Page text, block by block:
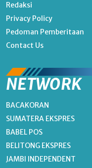
Redaksi
Privacy Policy
Pedoman Pemberitaan
Contact Us
NETWORK
BACAKORAN
SUMATERA EKSPRES
BABEL POS
BELITONG EKSPRES
JAMBI INDEPENDENT